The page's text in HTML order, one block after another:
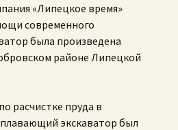
«Липецкое время»
современного
была произведена
районе Липецкой
расчистке пруда в
экскаватор был